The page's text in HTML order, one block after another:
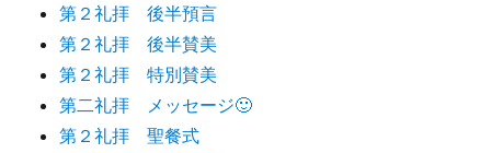
第２礼拝 後半預言
第２礼拝 後半賛美
第２礼拝 特別賛美
第二礼拝 メッセージ🙂
第２礼拝 聖餐式